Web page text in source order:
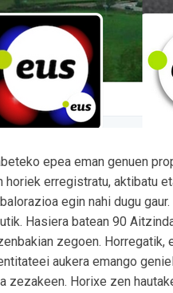
epea eman genuen
horiek erregistratu, aktibatu
egin nahi dugu
Hasiera batean 90
zegoen. Horregatik,
aukera emango
zezakeen. Horixe zen